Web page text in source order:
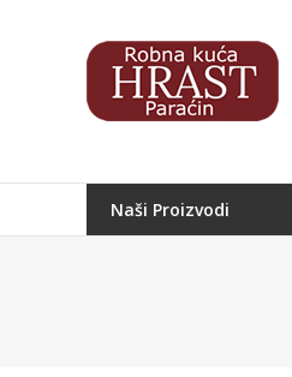
Hrast
Nameštaj
Naši Proizvodi